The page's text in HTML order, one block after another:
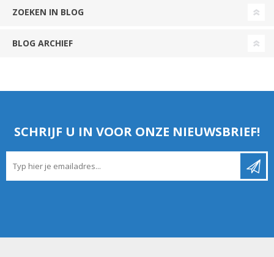
ZOEKEN IN BLOG
BLOG ARCHIEF
SCHRIJF U IN VOOR ONZE NIEUWSBRIEF!